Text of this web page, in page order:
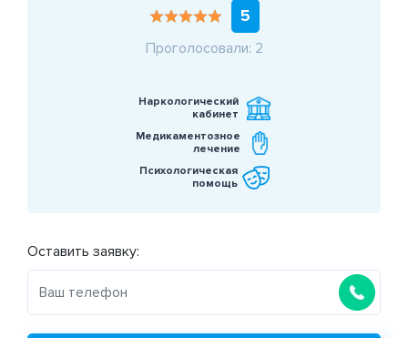
5
Проголосовали: 2
Наркологический
кабинет
Медикаментозное
лечение
Психологическая
помощь
Оставить заявку: